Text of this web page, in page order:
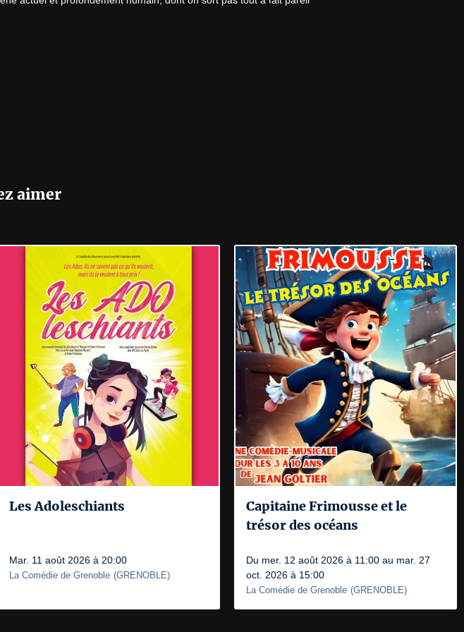
aimer
Les Adoleschiants
Mar. 11 août 2026 à 20:00
La Comédie de Grenoble (GRENOBLE)
Capitaine Frimousse et le
trésor des océans
Du mer. 12 août 2026 à 11:00 au mar. 27
oct. 2026 à 15:00
La Comédie de Grenoble (GRENOBLE)